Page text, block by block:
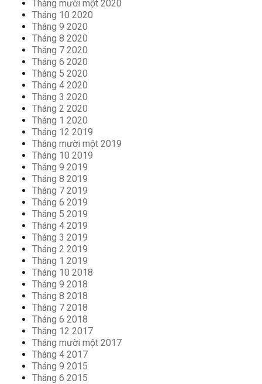
Tháng mười một 2020
Tháng 10 2020
Tháng 9 2020
Tháng 8 2020
Tháng 7 2020
Tháng 6 2020
Tháng 5 2020
Tháng 4 2020
Tháng 3 2020
Tháng 2 2020
Tháng 1 2020
Tháng 12 2019
Tháng mười một 2019
Tháng 10 2019
Tháng 9 2019
Tháng 8 2019
Tháng 7 2019
Tháng 6 2019
Tháng 5 2019
Tháng 4 2019
Tháng 3 2019
Tháng 2 2019
Tháng 1 2019
Tháng 10 2018
Tháng 9 2018
Tháng 8 2018
Tháng 7 2018
Tháng 6 2018
Tháng 12 2017
Tháng mười một 2017
Tháng 4 2017
Tháng 9 2015
Tháng 6 2015